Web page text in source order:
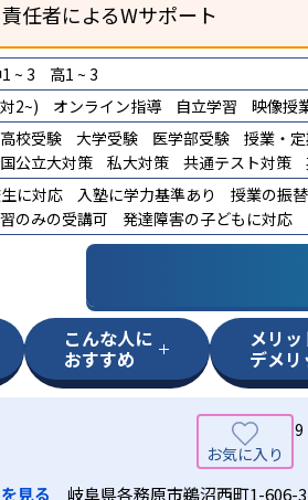
任者によるWサポート
~ 3
高1 ~ 3
2~) オンライン指導 自立学習
映像授
高校受験 大学受験 医学部受験 授業・
国公立大対策 私大対策 共通テスト対策
に対応 入塾に学力基準あり 授業の振
のみの受講可 発達障害の子どもに対応
こんな人に
おすすめ
メリッ
デメリ
9
見る 岐阜県各務原市鵜沼西町1-606-3